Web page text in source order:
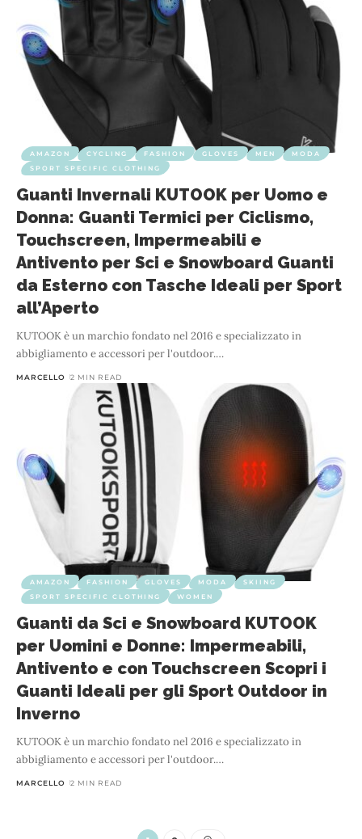
AMAZON CYCLING FASHION GLOVES MEN
MODA
SPORT SPECIFIC CLOTHING
Guanti Invernali KUTOOK per Uomo e
Donna: Guanti Termici per Ciclismo,
Touchscreen, Impermeabili e
Antivento per Sci e Snowboard Guanti
da Esterno con Tasche Ideali per Sport
all’Aperto
KUTOOK è un marchio fondato nel 2016 e specializzato in
abbigliamento e accessori per l'outdoor.…
MARCELLO 2 MIN READ
AMAZON FASHION GLOVES MODA
SKIING
SPORT SPECIFIC CLOTHING
WOMEN
Guanti da Sci e Snowboard KUTOOK
per Uomini e Donne: Impermeabili,
Antivento e con Touchscreen Scopri i
Guanti Ideali per gli Sport Outdoor in
Inverno
KUTOOK è un marchio fondato nel 2016 e specializzato in
abbigliamento e accessori per l'outdoor.…
MARCELLO 2 MIN READ